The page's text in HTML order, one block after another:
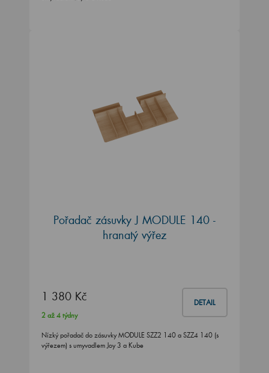
Pořadač zásuvky J MODULE 140 -
hranatý výřez
1 380 Kč DETAIL
2 až 4 týdny
Nízký pořadač do zásuvky MODULE SZZ2 140 a SZZ4 140 (s
výřezem) s umyvadlem Joy 3 a Kube